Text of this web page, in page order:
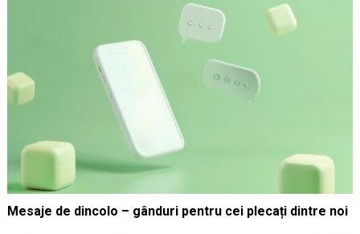
Mesaje de dincolo – gânduri pentru cei plecați dintre noi